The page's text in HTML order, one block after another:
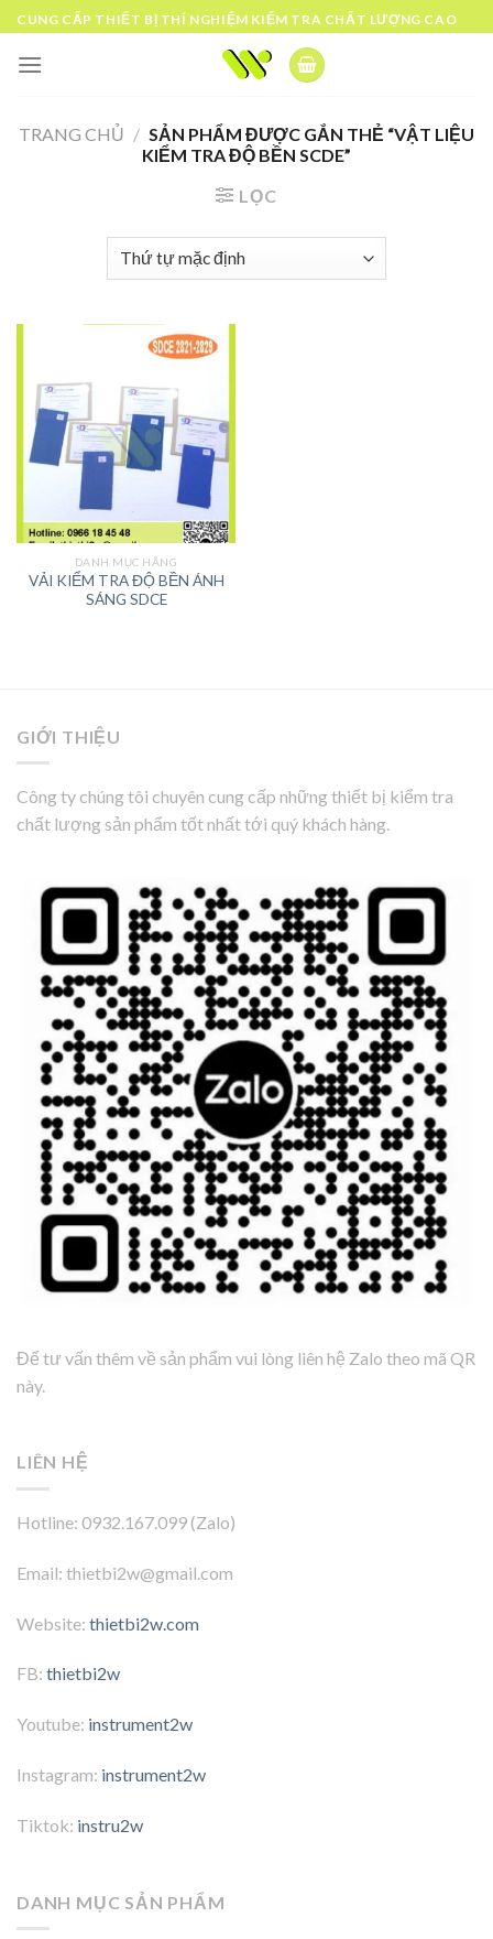
Skip
to
content
CUNG CẤP THIẾT BỊ THÍ NGHIỆM KIỂM TRA CHẤT LƯỢNG CAO
TRANG CHỦ / SẢN PHẨM ĐƯỢC GẮN THẺ “VẬT LIỆU
KIỂM TRA ĐỘ BỀN SCDE”
LỌC
DANH MỤC HÃNG
VẢI KIỂM TRA ĐỘ BỀN ÁNH
SÁNG SDCE
GIỚI THIỆU
Công ty chúng tôi chuyên cung cấp những thiết bị kiểm tra
chất lượng sản phẩm tốt nhất tới quý khách hàng.
Để tư vấn thêm về sản phẩm vui lòng liên hệ Zalo theo mã QR
này.
LIÊN HỆ
Hotline: 0932.167.099 (Zalo)
Email: thietbi2w@gmail.com
Website: thietbi2w.com
FB: thietbi2w
Youtube: instrument2w
Instagram: instrument2w
Tiktok: instru2w
DANH MỤC SẢN PHẨM